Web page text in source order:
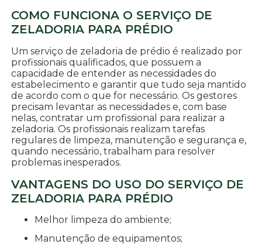
COMO FUNCIONA O SERVIÇO DE
ZELADORIA PARA PRÉDIO
Um serviço de zeladoria de prédio é realizado por
profissionais qualificados, que possuem a
capacidade de entender as necessidades do
estabelecimento e garantir que tudo seja mantido
de acordo com o que for necessário. Os gestores
precisam levantar as necessidades e, com base
nelas, contratar um profissional para realizar a
zeladoria. Os profissionais realizam tarefas
regulares de limpeza, manutenção e segurança e,
quando necessário, trabalham para resolver
problemas inesperados.
VANTAGENS DO USO DO SERVIÇO DE
ZELADORIA PARA PRÉDIO
Melhor limpeza do ambiente;
Manutenção de equipamentos;